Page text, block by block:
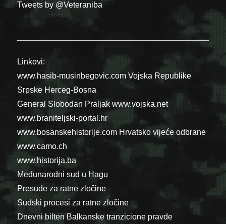
Tweets by @Veteraniba
Linkovi:
www.hasib-musinbegovic.com Vojska Republike
Srpske Herceg-Bosna
General Slobodan Praljak www.vojska.net
www.braniteljski-portal.hr
www.bosanskehistorije.com Hrvatsko vijeće odbrane
www.camo.ch
www.historija.ba
Međunarodni sud u Hagu
Presude za ratne zločine
Sudski procesi za ratne zločine
Dnevni bilten Balkanske tranzicione pravde